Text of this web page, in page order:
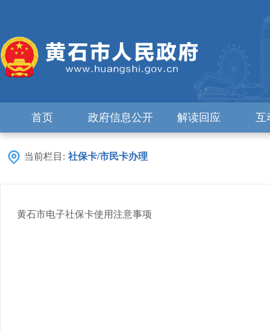
首页 政府信息公开 解读回应 互
当前栏目: 社保卡/市民卡办理
黄石市电子社保卡使用注意事项